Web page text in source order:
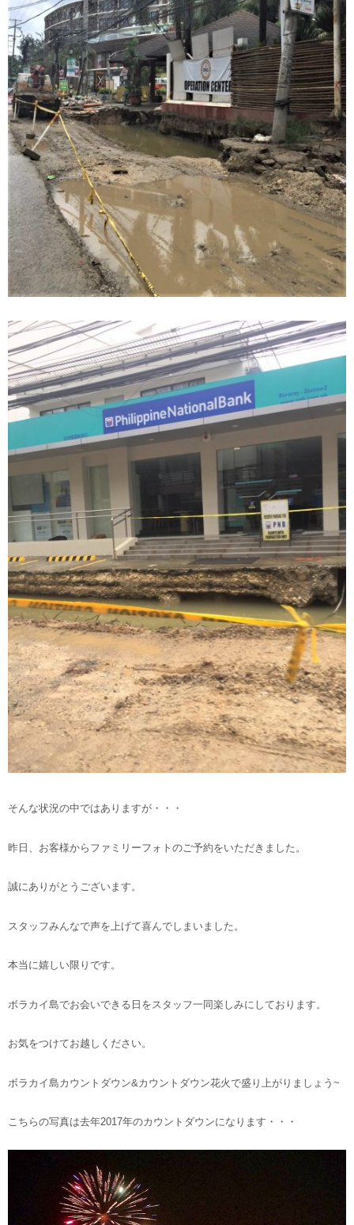
そんな状況の中ではありますが・・・
昨日、お客様からファミリーフォトのご予約をいただきました。
誠にありがとうございます。
スタッフみんなで声を上げて喜んでしまいました。
本当に嬉しい限りです。
ボラカイ島でお会いできる日をスタッフ一同楽しみにしております。
お気をつけてお越しください。
ボラカイ島カウントダウン&カウントダウン花火で盛り上がりましょう~
こちらの写真は去年2017年のカウントダウンになります・・・